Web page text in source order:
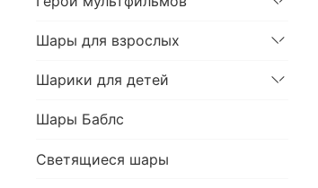
Шары для взрослых
Шарики для детей
Шары Баблс
Светящиеся шары